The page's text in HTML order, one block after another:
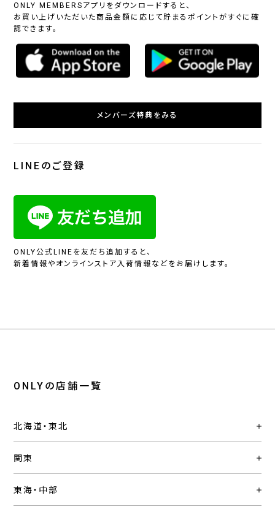
ONLY MEMBERSアプリをダウンロードすると、
お買い上げいただいた商品金額に応じて貯まるポイントがすぐに確
認できます。
メンバーズ特典をみる
LINEのご登録
ONLY公式LINEを友だち追加すると、
新着情報やオンラインストア入荷情報などをお届けします。
ONLYの店舗一覧
北海道・東北
関東
東海・中部